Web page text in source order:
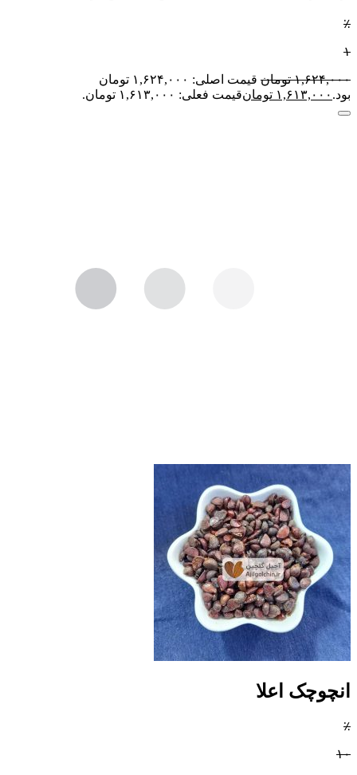
٪
۱
۱,۶۲۴,۰۰۰ تومان
قیمت اصلی: ۱,۶۲۴,۰۰۰ تومان
بود. ۱,۶۱۳,۰۰۰ تومانقیمت فعلی: ۱,۶۱۳,۰۰۰ تومان.
انچوچک اعلا
٪
۱۰